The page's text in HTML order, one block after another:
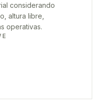
considerando
altura libre,
operativas.